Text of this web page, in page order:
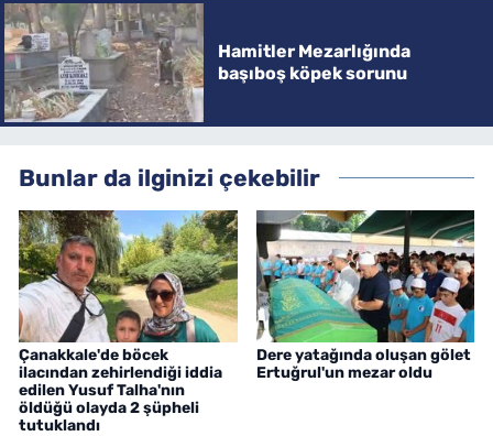
Hamitler Mezarlığında
başıboş köpek sorunu
Bunlar da ilginizi çekebilir
Çanakkale'de böcek
ilacından zehirlendiği iddia
edilen Yusuf Talha'nın
öldüğü olayda 2 şüpheli
tutuklandı
Dere yatağında oluşan gölet
Ertuğrul'un mezar oldu